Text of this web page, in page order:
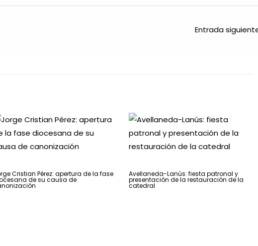
Entrada
Cristian Pérez: apertura de la fase
de su causa de
Avellaneda-Lanús: fiesta patronal y
presentación de la restauración de la
catedral